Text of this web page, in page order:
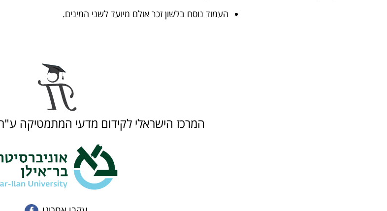
העמוד נוסח בלשון זכר אולם מיועד לשני המינים.
המרכז הישראלי לקידום מדעי המתמטיקה